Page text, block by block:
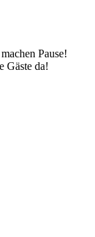
Pause!
Gäste da!